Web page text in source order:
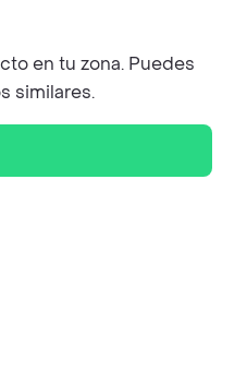
en tu zona. Puedes
similares.